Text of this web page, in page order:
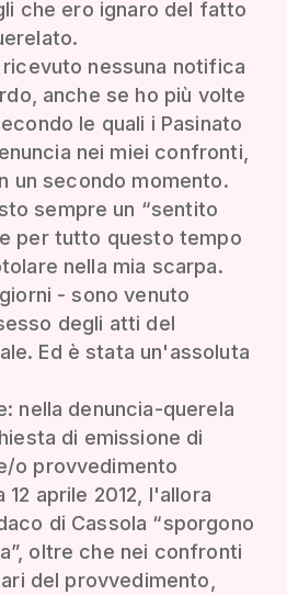
che ero ignaro del fatto
nessuna notifica
anche se ho più volte
le quali i Pasinato
nei miei confronti,
un secondo momento.
sempre un “sentito
per tutto questo tempo
nella mia scarpa.
- sono venuto
degli atti del
Ed è stata un'assoluta
nella denuncia-querela
di emissione di
o provvedimento
12 aprile 2012, l'allora
di Cassola “sporgono
oltre che nei confronti
del provvedimento,